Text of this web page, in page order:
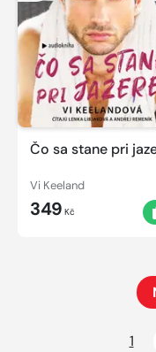
Čo sa stane pri
Vi Keeland
349 Kč
1